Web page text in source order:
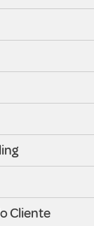
Cliente